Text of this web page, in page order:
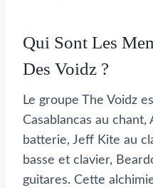
Qui Sont Les
Des Voidz ?
Le groupe The Voidz
Casablancas au chant,
batterie, Jeff Kite au
basse et clavier,
guitares. Cette